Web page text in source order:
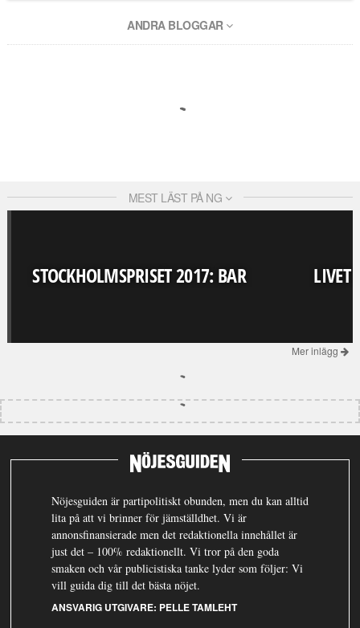
ANDRA BLOGGAR
MEST LÄST PÅ NG
STOCKHOLMSPRISET 2017: BAR LIVET
Mer inlägg
Nöjesguiden är partipolitiskt obunden, men du kan alltid
lita på att vi brinner för jämställdhet. Vi är
annonsfinansierade men det redaktionella innehållet är
just det – 100% redaktionellt. Vi tror på den goda
smaken och vår publicistiska tanke lyder som följer: Vi
vill guida dig till det bästa nöjet.
ANSVARIG UTGIVARE: PELLE TAMLEHT